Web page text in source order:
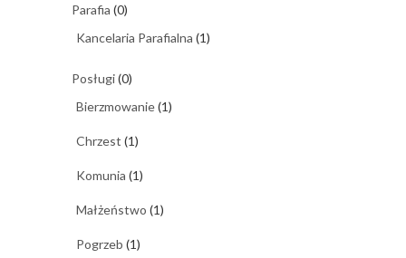
Parafia (0)
Kancelaria Parafialna (1)
Posługi(0)
Bierzmowanie(1)
Chrzest (1)
Komunia (1)
Małżeństwo (1)
Pogrzeb (1)